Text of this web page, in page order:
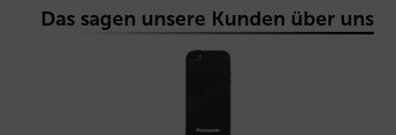
Das sagen unsere Kunden über uns